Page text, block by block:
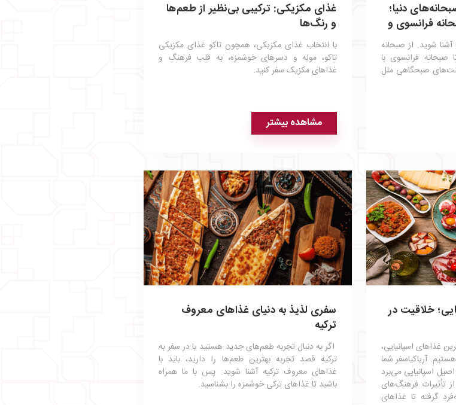
دنیا؛
فرانسوی و
شوید. از صبحانه
صبحانه فرانسوی با
صبحگاهی ملل
غذای مکزیکی: ترکیبی بی‌نظیر از طعم‌ها
و رنگ‌ها
با انتخاب غذای مکزیکی، همچون تاکو غذای مکزیکی
تاکو، مولِه و دسرهای خوشمزه، به قلب فرهنگ و
غذاهای مکزیک سفر کنید.
مشاهده بیشتر
خلاقیت در
غذاهای اسپانیایی،
آریاکیاسفر شما
اسپانیایی می‌برد
تأثیرات فرهنگ‌های
گرفته تا غذاهای
سفری لذیذ به دنیای غذاهای معروف
ترکیه
اگر به دنبال تجربه طعم‌های جدید هستید یا در سفر به
ترکیه قصد تجربه بهترین طعم‌ها را دارید، باید با
غذاهای معروف ترکیه آشنا شوید. پس با ما همراه
باشید تا غذاهای ترکی خوشمزه را بشناسید.